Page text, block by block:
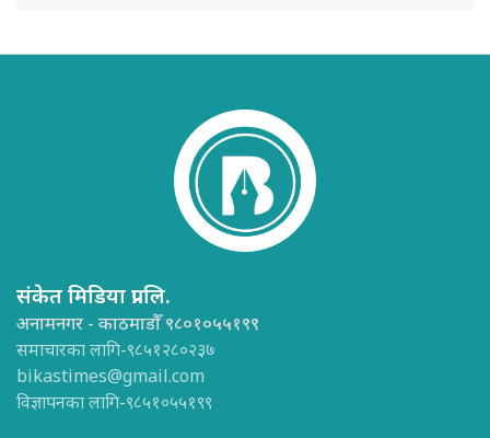
संकेत मिडिया प्रा.लि.
अनामनगर - काठमाडौँ ९८०१०५५१९९
समाचारका लागि-९८५१२८०२३७
bikastimes@gmail.com
विज्ञापनका लागि-९८५१०५५१९९